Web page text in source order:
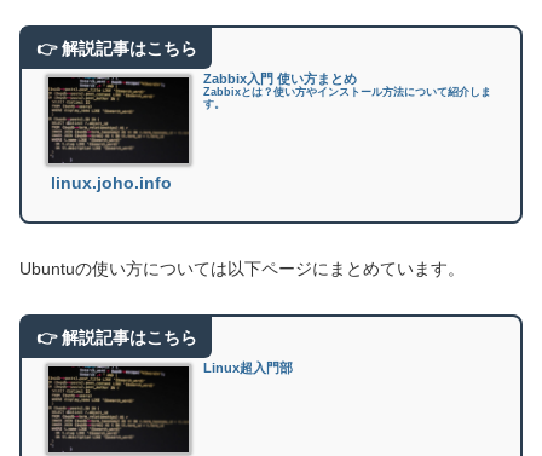
Zabbix入門 使い方まとめ
Zabbixとは？使い方やインストール方法について紹介しま
す。
linux.joho.info
Ubuntuの使い方については以下ページにまとめています。
Linux超入門部